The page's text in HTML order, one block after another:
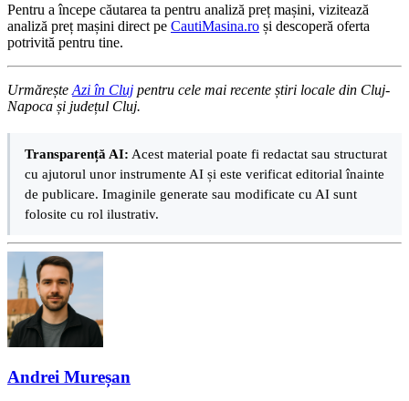
Pentru a începe căutarea ta pentru analiză preț mașini, vizitează
analiză preț mașini direct pe CautiMasina.ro și descoperă oferta
potrivită pentru tine.
Urmărește Azi în Cluj pentru cele mai recente știri locale din Cluj-
Napoca și județul Cluj.
Transparență AI: Acest material poate fi redactat sau structurat
cu ajutorul unor instrumente AI și este verificat editorial înainte
de publicare. Imaginile generate sau modificate cu AI sunt
folosite cu rol ilustrativ.
Andrei Mureșan